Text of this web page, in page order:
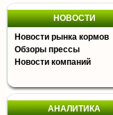
НОВОСТИ
Новости рынка кормов
Обзоры прессы
Новости компаний
АНАЛИТИКА